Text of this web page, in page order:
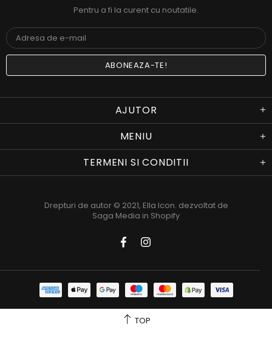
Pentru a fi la curent cu noutatile.
AJUTOR
MENIU
TERMENI SI CONDITII
Drepturi de autor © 2021, Ella Icon. dezvoltat de
Saga Media in Shopify
TOP